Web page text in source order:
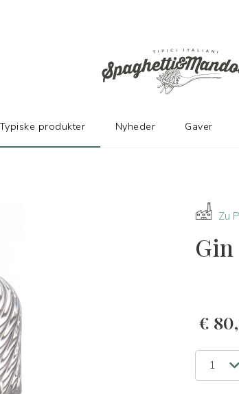
Zu
€
Typiske produkter Nyheder Gaver